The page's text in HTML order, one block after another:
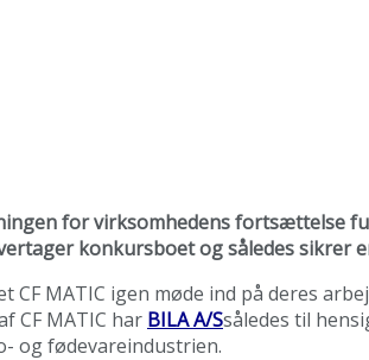
for virksomhedens fortsættelse
konkursboet og således
MATIC igen møde ind på deres
CF MATIC har BILA A/Ssåledes til
og fødevareindustrien.